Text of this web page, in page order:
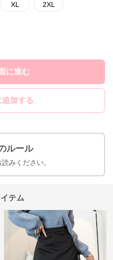
XL 2XL
に進む
追加する
ルール
みください。
テム